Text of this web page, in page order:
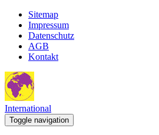
Sitemap
Impressum
Datenschutz
AGB
Kontakt
International
Toggle navigation